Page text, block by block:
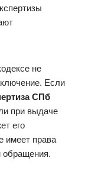
не
Если
СПб
при выдаче
его
имеет права
обращения.